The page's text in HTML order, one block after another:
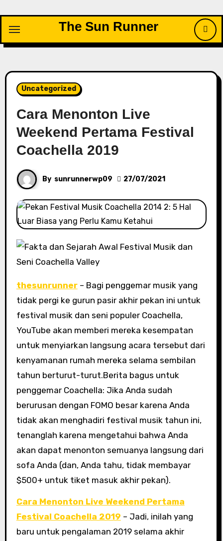
content
The Sun Runner
Uncategorized
Cara Menonton Live
Weekend Pertama Festival
Coachella 2019
By sunrunnerwp09 27/07/2021
thesunrunner– Bagi penggemar musik yang
tidak pergi ke gurun pasir akhir pekan ini untuk
festival musik dan seni populer Coachella,
YouTube akan memberi mereka kesempatan
untuk menyiarkan langsung acara tersebut dari
kenyamanan rumah mereka selama sembilan
tahun berturut-turut.Berita bagus untuk
penggemar Coachella: Jika Anda sudah
berurusan dengan FOMO besar karena Anda
tidak akan menghadiri festival musik tahun ini,
tenanglah karena mengetahui bahwa Anda
akan dapat menonton semuanya langsung dari
sofa Anda (dan, Anda tahu, tidak membayar
$500+ untuk tiket masuk akhir pekan).
Cara Menonton Live Weekend Pertama
Festival Coachella 2019 – Jadi, inilah yang
baru untuk pengalaman 2019 selama akhir